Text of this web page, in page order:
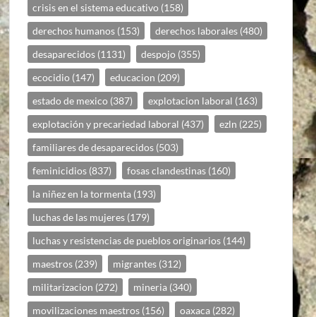
crisis en el sistema educativo (158)
derechos humanos (153) derechos laborales (480)
desaparecidos (1131) despojo (355)
ecocidio (147) educacion (209)
estado de mexico (387) explotacion laboral (163)
explotación y precariedad laboral (437) ezln (225)
familiares de desaparecidos (503)
feminicidios (837) fosas clandestinas (160)
la niñez en la tormenta (193)
luchas de las mujeres (179)
luchas y resistencias de pueblos originarios (144)
maestros (239) migrantes (312)
militarizacion (272) mineria (340)
movilizaciones maestros (156) oaxaca (282)